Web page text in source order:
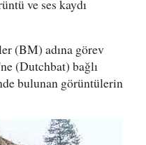
ve ses kaydı
(BM) adına görev
(Dutchbat) bağlı
bulunan görüntülerin